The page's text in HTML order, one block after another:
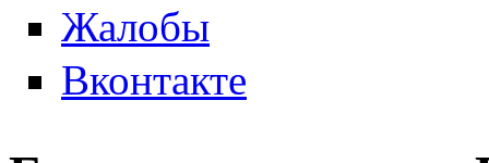
Жалобы
Вконтакте